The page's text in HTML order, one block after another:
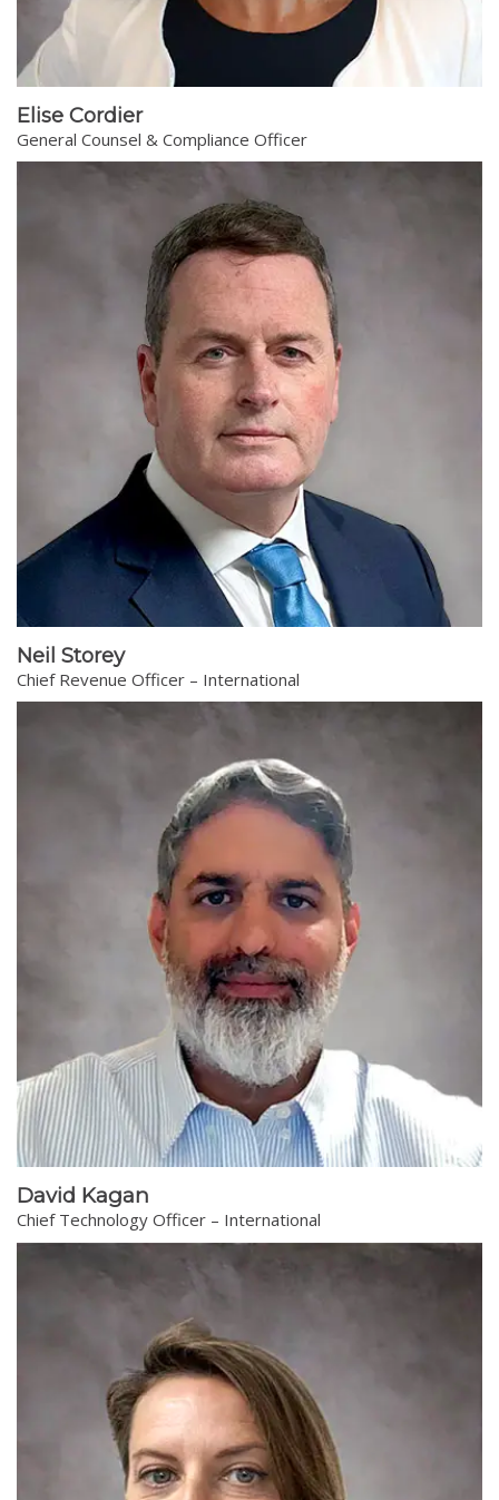
Elise Cordier
General Counsel & Compliance Officer
Neil Storey
Chief Revenue Officer – International
David Kagan
Chief Technology Officer – International